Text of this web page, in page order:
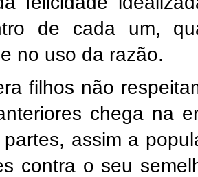
de cada um,
no uso da razão.
filhos não
chega na
assim a
contra o seu